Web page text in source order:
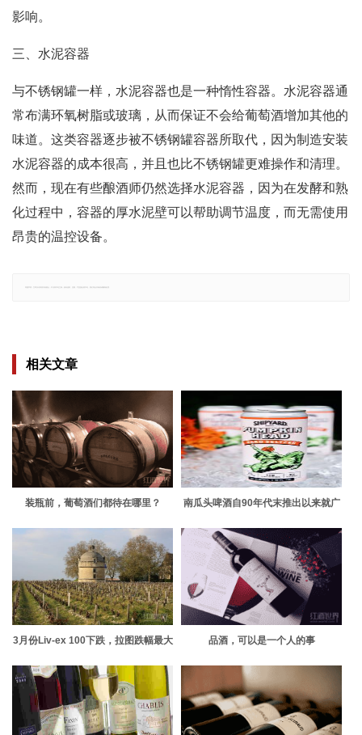
影响。
三、水泥容器
与不锈钢罐一样，水泥容器也是一种惰性容器。水泥容器通
常布满环氧树脂或玻璃，从而保证不会给葡萄酒增加其他的
味道。这类容器逐步被不锈钢罐容器所取代，因为制造安装
水泥容器的成本很高，并且也比不锈钢罐更难操作和清理。
然而，现在有些酿酒师仍然选择水泥容器，因为在发酵和熟
化过程中，容器的厚水泥壁可以帮助调节温度，而无需使用
昂贵的温控设备。
相关文章
装瓶前，葡萄酒们都待在哪里？
南瓜头啤酒自90年代末推出以来就广
3月份Liv-ex 100下跌，拉图跌幅最大 品酒，可以是一个人的事